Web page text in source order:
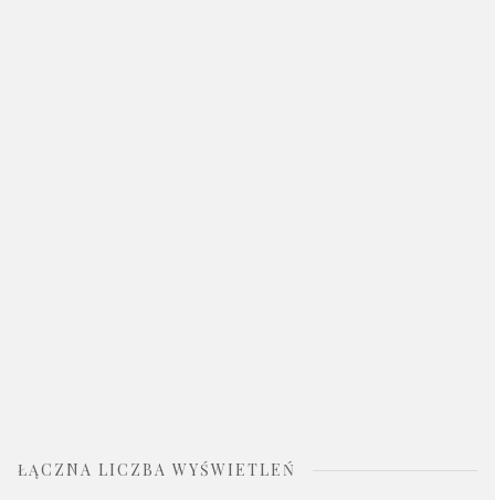
ŁĄCZNA LICZBA WYŚWIETLEŃ